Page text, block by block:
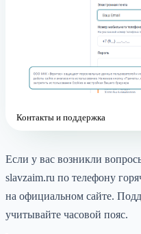
Контакты и поддержка
Если у вас возникли
slavzaim.ru по телефону
на официальном сайте.
учитывайте часовой пояс.